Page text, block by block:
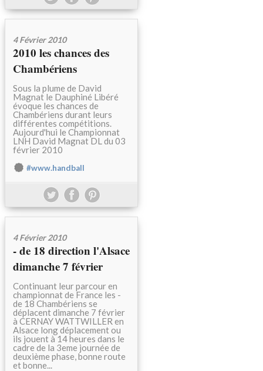
4 Février 2010
2010 les chances des
Chambériens
Sous la plume de David
Magnat le Dauphiné Libéré
évoque les chances de
Chambériens durant leurs
différentes compétitions.
Aujourd'hui le Championnat
LNH David Magnat DL du 03
février 2010
#www.handball
4 Février 2010
- de 18 direction l'Alsace
dimanche 7 février
Continuant leur parcour en
championnat de France les -
de 18 Chambériens se
déplacent dimanche 7 février
à CERNAY WATTWILLER en
Alsace long déplacement ou
ils jouent à 14 heures dans le
cadre de la 3eme journée de
deuxième phase, bonne route
et bonne...